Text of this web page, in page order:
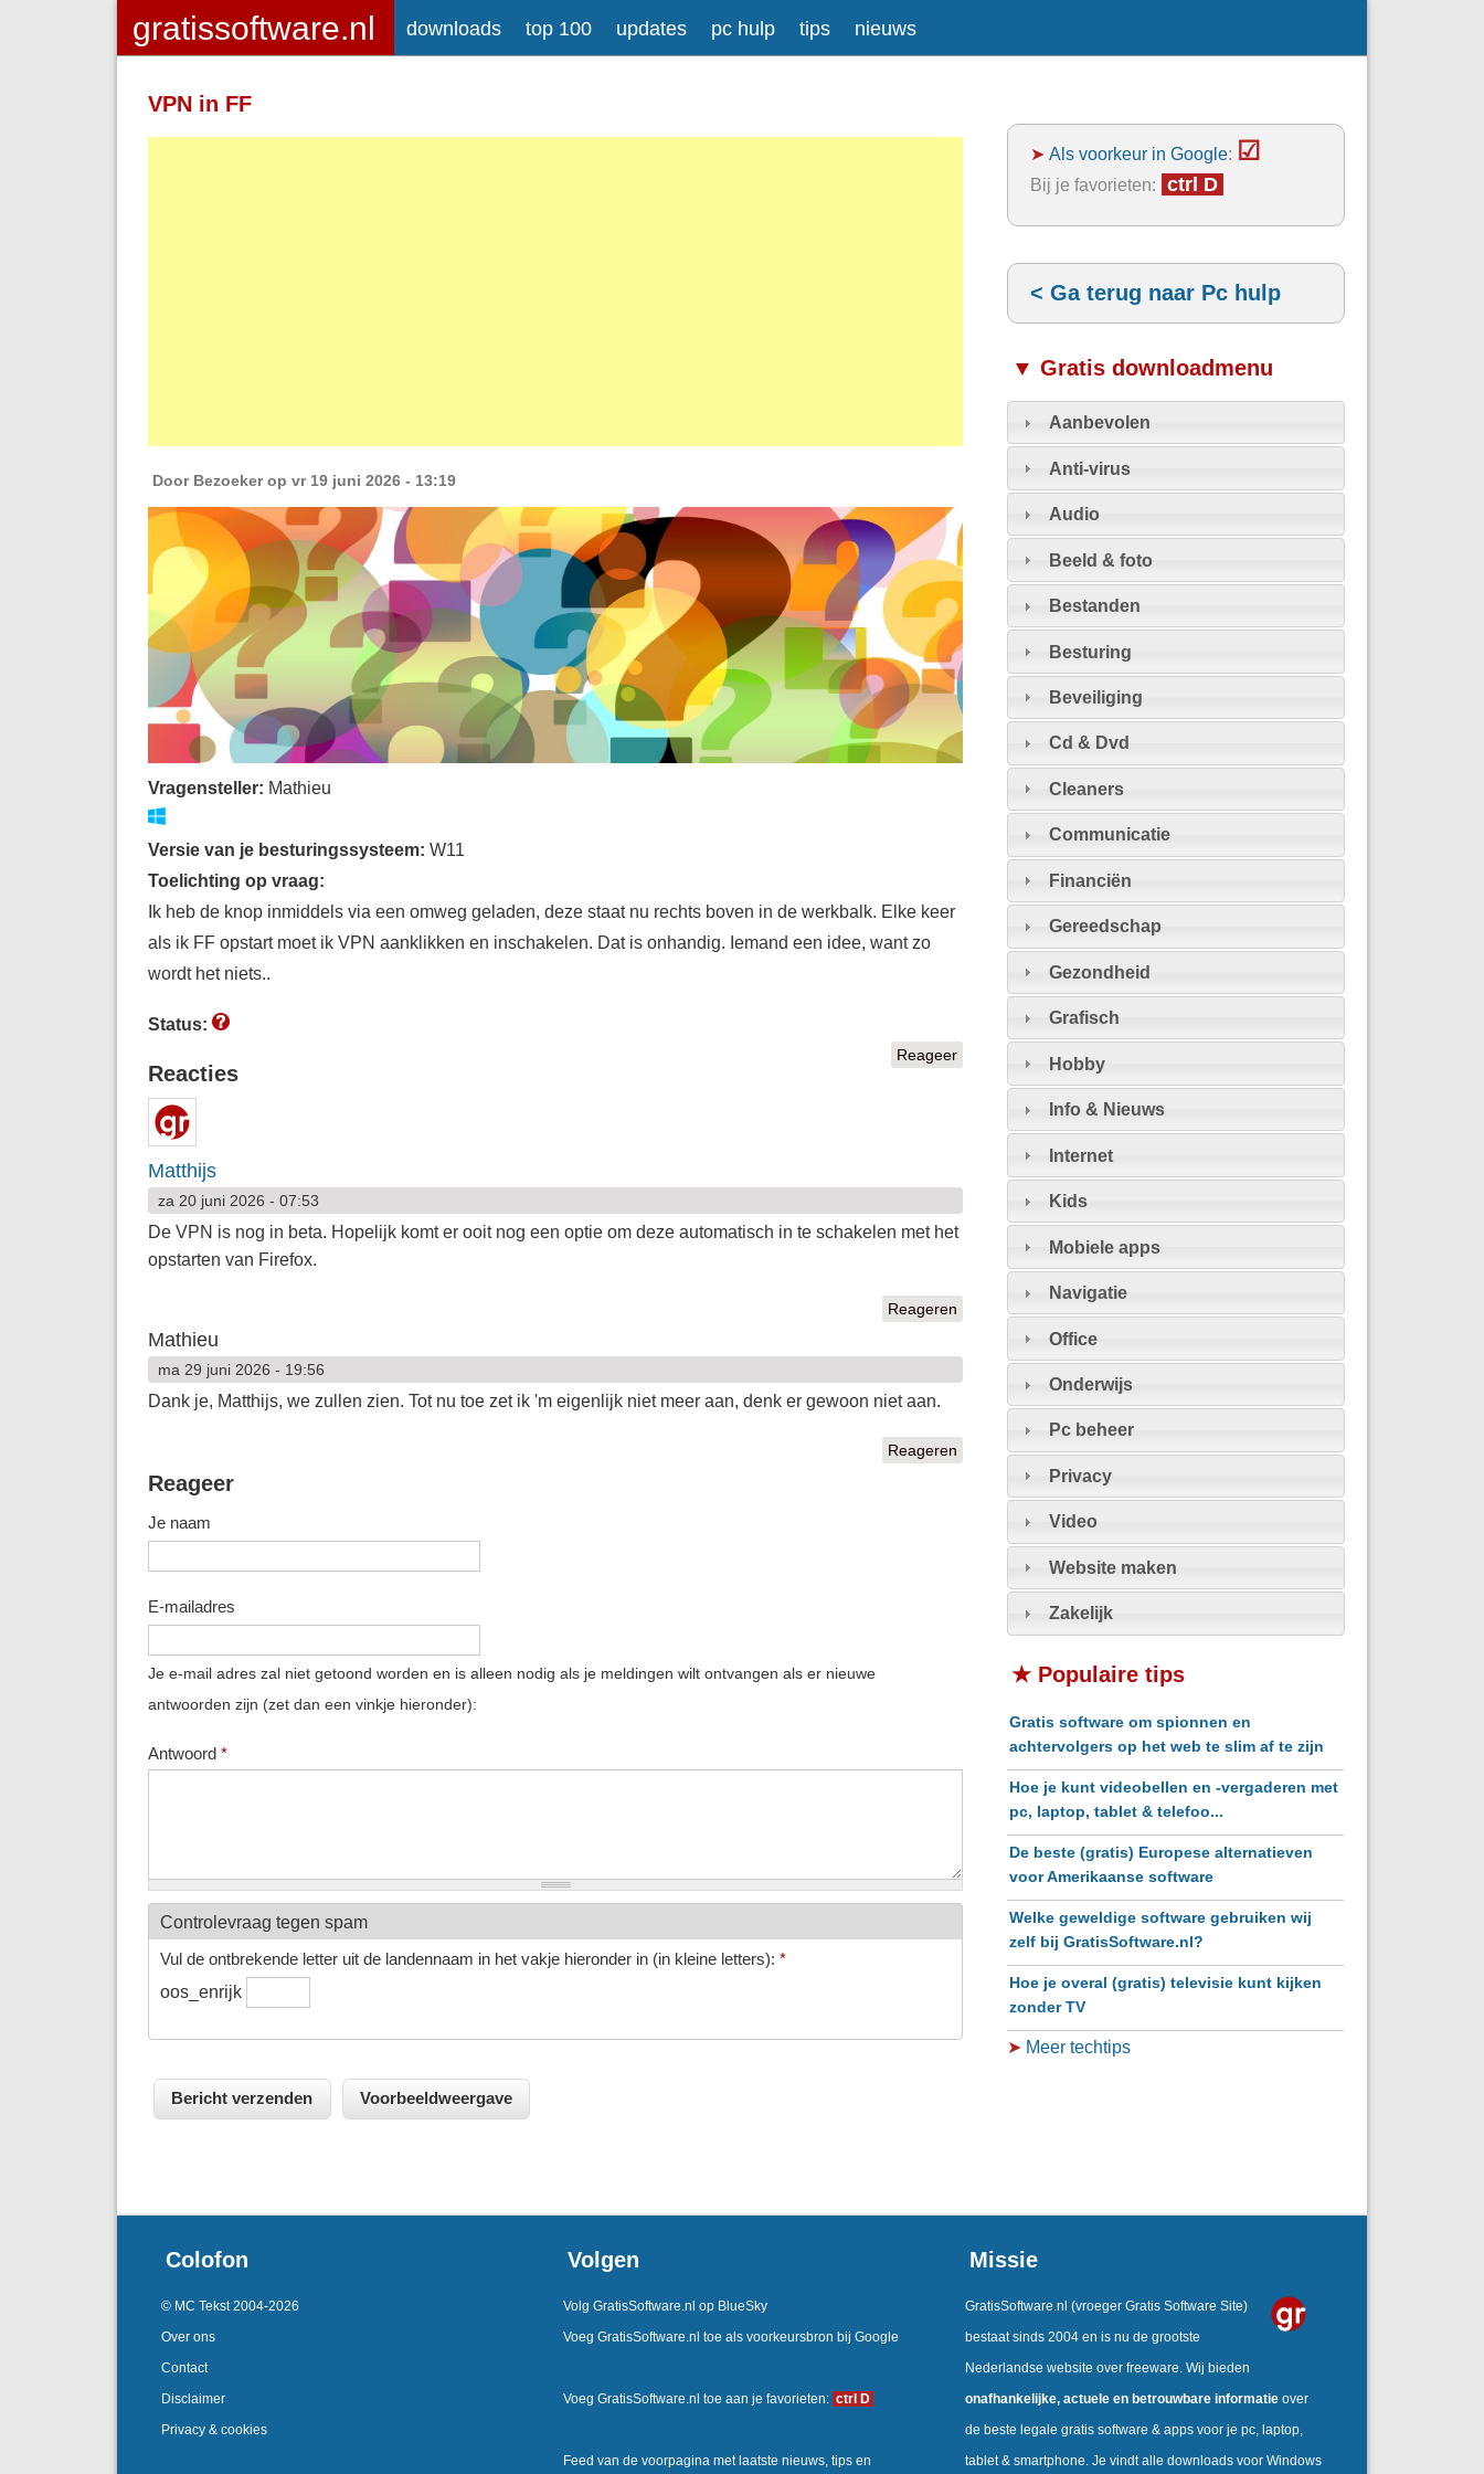
downloads top 100 updates pc hulp tips nieuws
VPN in FF
Door Bezoekerop vr 19 juni 2026 - 13:19
Vragensteller: Mathieu
Versie van je besturingssysteem: W11
Toelichting op vraag:
Ik heb de knop inmiddels via een omweg geladen, deze staat nu rechts boven in de werkbalk. Elke keer
als ik FF opstart moet ik VPN aanklikken en inschakelen. Dat is onhandig. Iemand een idee, want zo
wordt het niets..
Status:
Reageer
Reacties
Matthijs
za 20 juni 2026 - 07:53
De VPN is nog in beta. Hopelijk komt er ooit nog een optie om deze automatisch in te schakelen met het
opstarten van Firefox.
Reageren
Mathieu
ma 29 juni 2026 - 19:56
Dank je, Matthijs, we zullen zien. Tot nu toe zet ik 'm eigenlijk niet meer aan, denk er gewoon niet aan.
Reageren
Reageer
Je naam
E-mailadres
Je e-mail adres zal niet getoond worden en is alleen nodig als je meldingen wilt ontvangen als er nieuwe
antwoorden zijn (zet dan een vinkje hieronder):
Antwoord *
Meer informatie over tekstopmaak
Toegelaten HTML-tags: <a> <em>
<strong> <br> <br /> <i> <b> <p>
Controlevraag tegen spam
Vul de ontbrekende letter uit de landennaam in het vakje hieronder in (in kleine letters): *
oos_enrijk
➤Als voorkeur in Google: ☑
Bij je favorieten: ctrl D
< Ga terug naar Pc hulp
▼ Gratis downloadmenu
Aanbevolen
Anti-virus
Audio
Beeld & foto
Bestanden
Besturing
Beveiliging
Cd & Dvd
Cleaners
Communicatie
Financiën
Gereedschap
Gezondheid
Grafisch
Hobby
Info & Nieuws
Internet
Kids
Mobiele apps
Navigatie
Office
Onderwijs
Pc beheer
Privacy
Video
Website maken
Zakelijk
★ Populaire tips
Gratis software om spionnen en
achtervolgers op het web te slim af te zijn
Hoe je kunt videobellen en -vergaderen met
pc, laptop, tablet & telefoo...
De beste (gratis) Europese alternatieven
voor Amerikaanse software
Welke geweldige software gebruiken wij
zelf bij GratisSoftware.nl?
Hoe je overal (gratis) televisie kunt kijken
zonder TV
➤ Meer techtips
Colofon
© MC Tekst 2004-2026
Over ons
Contact
Disclaimer
Privacy & cookies
Volgen
Volg GratisSoftware.nl op BlueSky
Voeg GratisSoftware.nl toe als voorkeursbron bij Google
Voeg GratisSoftware.nl toe aan je favorieten: ctrl D
Feed van de voorpagina met laatste nieuws, tips en
Missie
GratisSoftware.nl (vroeger Gratis Software Site)
bestaat sinds 2004 en is nu de grootste
Nederlandse website over freeware. Wij bieden
onafhankelijke, actuele en betrouwbare informatie over
de beste legale gratis software & apps voor je pc, laptop,
tablet & smartphone. Je vindt alle downloads voor Windows